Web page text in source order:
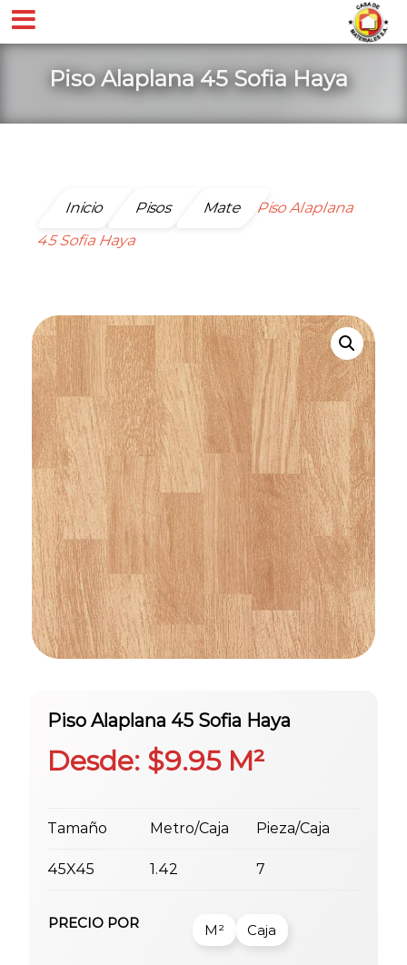
Piso Alaplana 45 Sofia Haya
Inicio Pisos Mate
Piso Alaplana
45 Sofia Haya
Piso Alaplana 45 Sofia Haya
Desde: $9.95M²
Tamaño Metro/Caja Pieza/Caja
45X45 1.42 7
PRECIO POR M² Caja